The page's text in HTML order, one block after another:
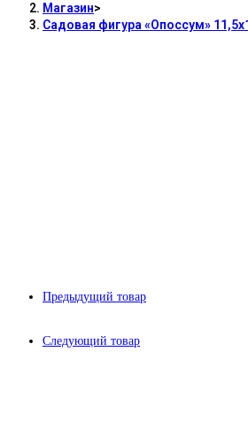
Магазин>
Садовая фигура «Опоссум»
Предыдущий товар
Следующий товар